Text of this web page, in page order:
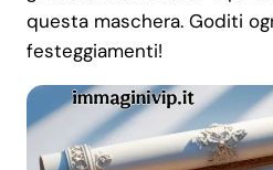
questa maschera. Goditi
festeggiamenti!